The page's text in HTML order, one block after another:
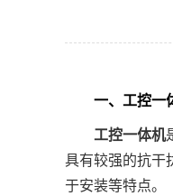
一、工控一
工控一体机
具有较强的抗干
于安装等特点。